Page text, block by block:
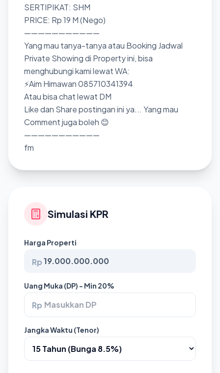
SERTIPIKAT: SHM
PRICE: Rp 19 M (Nego)
———————————
Yang mau tanya-tanya atau Booking Jadwal
Private Showing di Property ini, bisa
menghubungi kami lewat WA:
⚡Aim Himawan 085710341394
Atau bisa chat lewat DM
Like dan Share postingan ini ya... Yang mau
Comment juga boleh 😊
———————————
fm
Simulasi KPR
Harga Properti
Rp
Uang Muka (DP) - Min 20%
Rp
Jangka Waktu (Tenor)